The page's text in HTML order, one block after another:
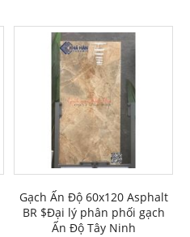
Gạch Ấn Độ 60x120 Asphalt
BR $Đại lý phân phối gạch
Ấn Độ Tây Ninh